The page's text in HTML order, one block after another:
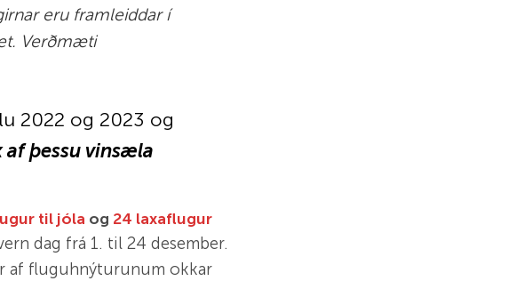
eru framleiddar í
Verðmæti
2022 og 2023 og
af þessu vinsæla
til jóla og 24 laxaflugur
dag frá 1. til 24 desember.
af fluguhnýturunum okkar